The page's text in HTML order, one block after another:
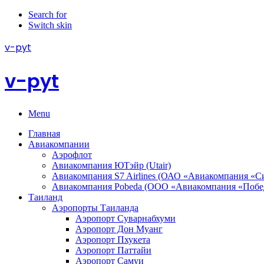
Search for
Switch skin
v-pyt
v-pyt
Menu
Главная
Авиакомпании
Аэрофлот
Авиакомпания ЮТэйр (Utair)
Авиакомпания S7 Airlines (ОАО «Авиакомпания
Авиакомпания Pobeda (ООО «Авиакомпания
Таиланд
Аэропорты Таиланда
Аэропорт Суварнабхуми
Аэропорт Дон Муанг
Аэропорт Пхукета
Аэропорт Паттайи
Аэропорт Самуи